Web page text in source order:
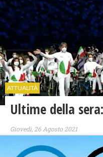
ATTUALITÀ
Ultime della
Giovedì, 26 Agosto 2021